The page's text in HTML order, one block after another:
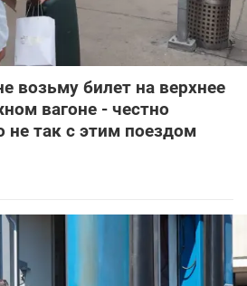
возьму билет на верхнее
вагоне - честно
не так с этим поездом